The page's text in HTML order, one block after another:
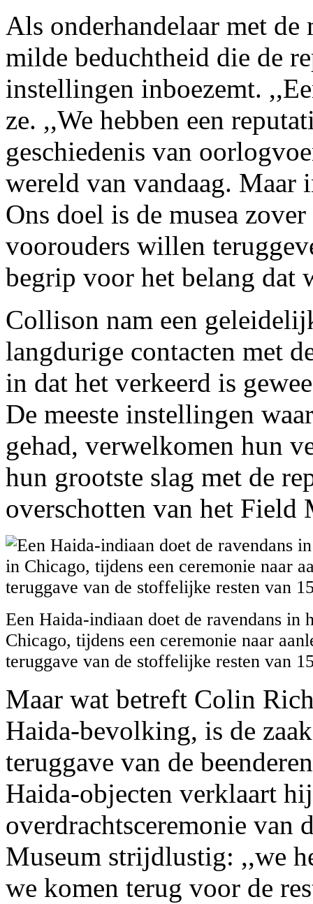
Als onderhandelaar met
milde beduchtheid die de
instellingen inboezemt.
ze. ,,We hebben een
geschiedenis van
wereld van vandaag.
Ons doel is de musea
voorouders willen
begrip voor het belang dat
Collison nam een
langdurige contacten met
in dat het verkeerd is
De meeste instellingen
gehad, verwelkomen hun
hun grootste slag met de
overschotten van het Field
Een Haida-indiaan doet de ravendans in
Chicago, tijdens een ceremonie naar
teruggave van de stoffelijke resten van
Maar wat betreft Colin
Haida-bevolking, is de
teruggave van de
Haida-objecten verklaart
overdrachtsceremonie van
Museum strijdlustig: ,,we
we komen terug voor de